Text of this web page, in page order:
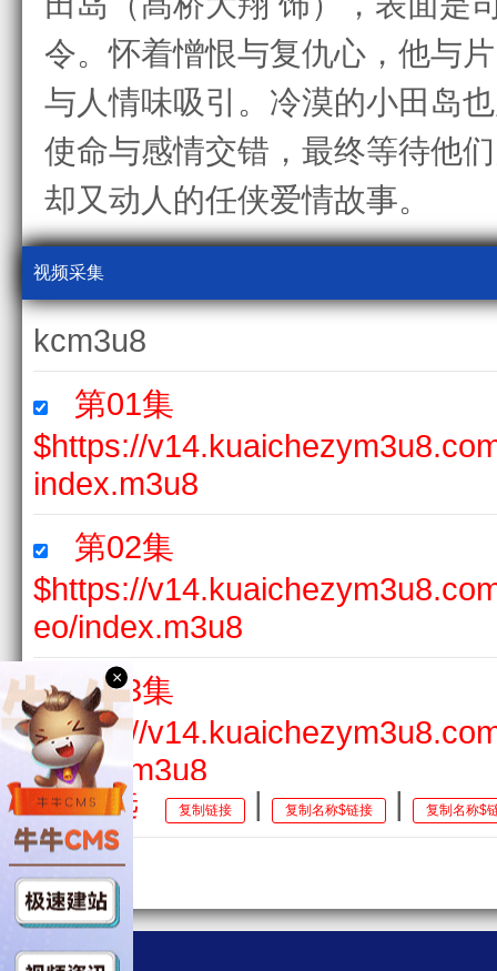
令。怀着憎恨与复仇心，他与
与人情味吸引。冷漠的小田岛
使命与感情交错，最终等待他
却又动人的任侠爱情故事。
视频采集
kcm3u8
第01集
$https://
index.m3u8
第02集
$https://
eo/index.m3u8
第03集
$https://
/index.m3u8
第04集
$https://
o/index.m3u8
全选 复制链接 | 复制名称$链接 | 复制名称$
×